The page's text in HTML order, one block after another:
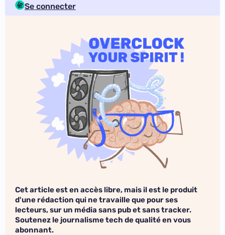
Se connecter
Cet article est en accès libre, mais il est le produit
d'une rédaction qui ne travaille que pour ses
lecteurs, sur un média sans pub et sans tracker.
Soutenez le journalisme tech de qualité en vous
abonnant.